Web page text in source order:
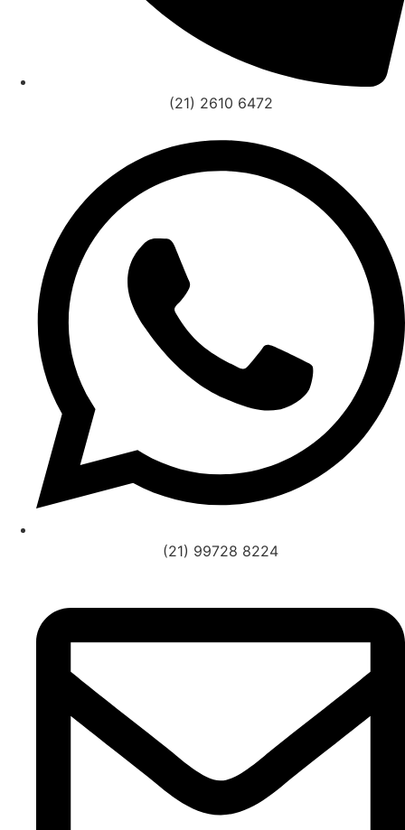
(21) 2610 6472
(21) 99728 8224